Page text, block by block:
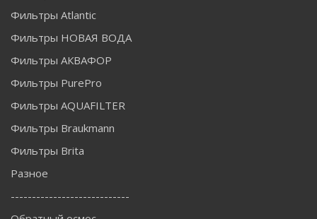
Фильтры Atlantic
Фильтры НОВАЯ ВОДА
Фильтры АКВАФОР
Фильтры PurePro
Фильтры AQUAFILTER
Фильтры Braukmann
Фильтры Brita
Разное
----------------------------